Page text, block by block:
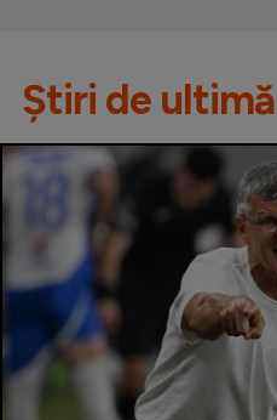
Știri de